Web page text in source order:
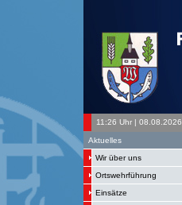
11:26 Uhr | 08.08.2026
Aktuelles
Wir über uns
Ortswehrführung
Einsätze